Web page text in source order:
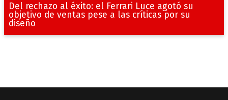
Del rechazo al éxito: el Ferrari Luce agotó su
objetivo de ventas pese a las críticas por su
diseño